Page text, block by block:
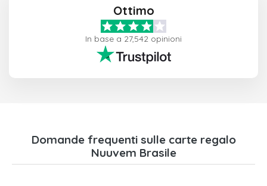
Ottimo
In base a 27,542 opinioni
Domande frequenti sulle carte regalo
Nuuvem Brasile